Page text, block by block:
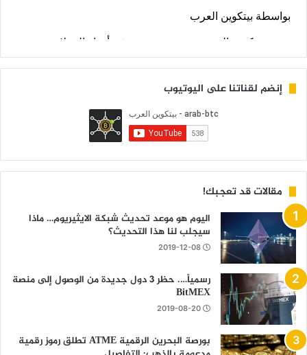
إنضم لقناتنا على اليوتيوب
مقالات قد تعجبك!
اليوم هو موعد تحديث شبكة الايثيريوم… ماذا
سيجلب لنا هذا التحديث؟
2019-12-08
رسمياً…. حظر 3 دول جديدة من الوصول إلى منصة
BitMEX
2019-08-20
بورصة البحرين الرقمية ATME تطلق رموز رقمية